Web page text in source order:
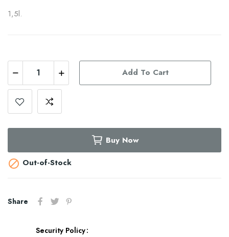
1,5l.
Add To Cart
Buy Now
 Out-of-Stock
Share
Security Policy